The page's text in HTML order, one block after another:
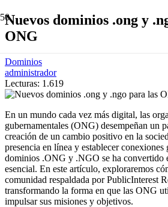
Nuevos dominios .ong y
ONG
Dominios
administrador
Lecturas: 1.619
En un mundo cada vez más digital, las
gubernamentales (ONG) desempeñan un
creación de un cambio positivo en la
presencia en línea y establecer
dominios .ONG y .NGO se ha convertido
esencial. En este artículo, exploraremos
comunidad respaldada por PublicInterest
transformando la forma en que las ONG
impulsar sus misiones y objetivos.